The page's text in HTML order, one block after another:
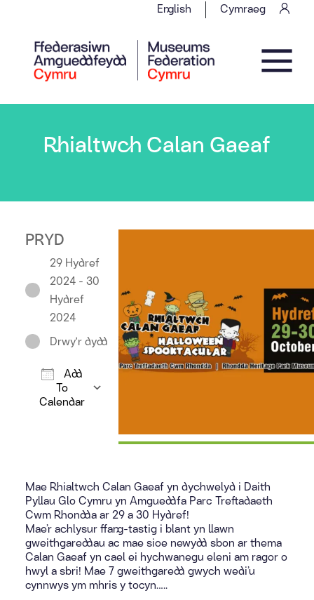
English Cymraeg
Main Navigation
Rhialtwch Calan Gaeaf
PRYD
29 Hydref
2024 - 30
Hydref
2024
Drwy'r dydd
Add
To
Calendar
Mae Rhialtwch Calan Gaeaf yn dychwelyd i Daith
Pyllau Glo Cymru yn Amgueddfa Parc Treftadaeth
Cwm Rhondda ar 29 a 30 Hydref!
Mae’r achlysur ffang-tastig i blant yn llawn
gweithgareddau ac mae sioe newydd sbon ar thema
Calan Gaeaf yn cael ei hychwanegu eleni am ragor o
hwyl a sbri! Mae 7 gweithgaredd gwych wedi’u
cynnwys ym mhris y tocyn…..